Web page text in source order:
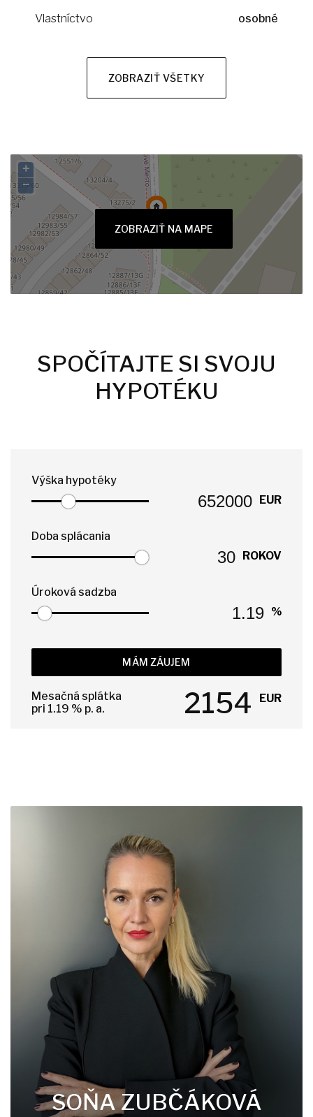
Vlastníctvo osobné
ZOBRAZIŤ VŠETKY
ZOBRAZIŤ NA MAPE
+
−
SPOČÍTAJTE SI SVOJU
HYPOTÉKU
Výška hypotéky
EUR
Doba splácania
ROKOV
Úroková sadzba
%
MÁM ZÁUJEM
Mesačná splátka
pri 1.19 % p. a. 2154 EUR
SOŇA ZUBČÁKOVÁ